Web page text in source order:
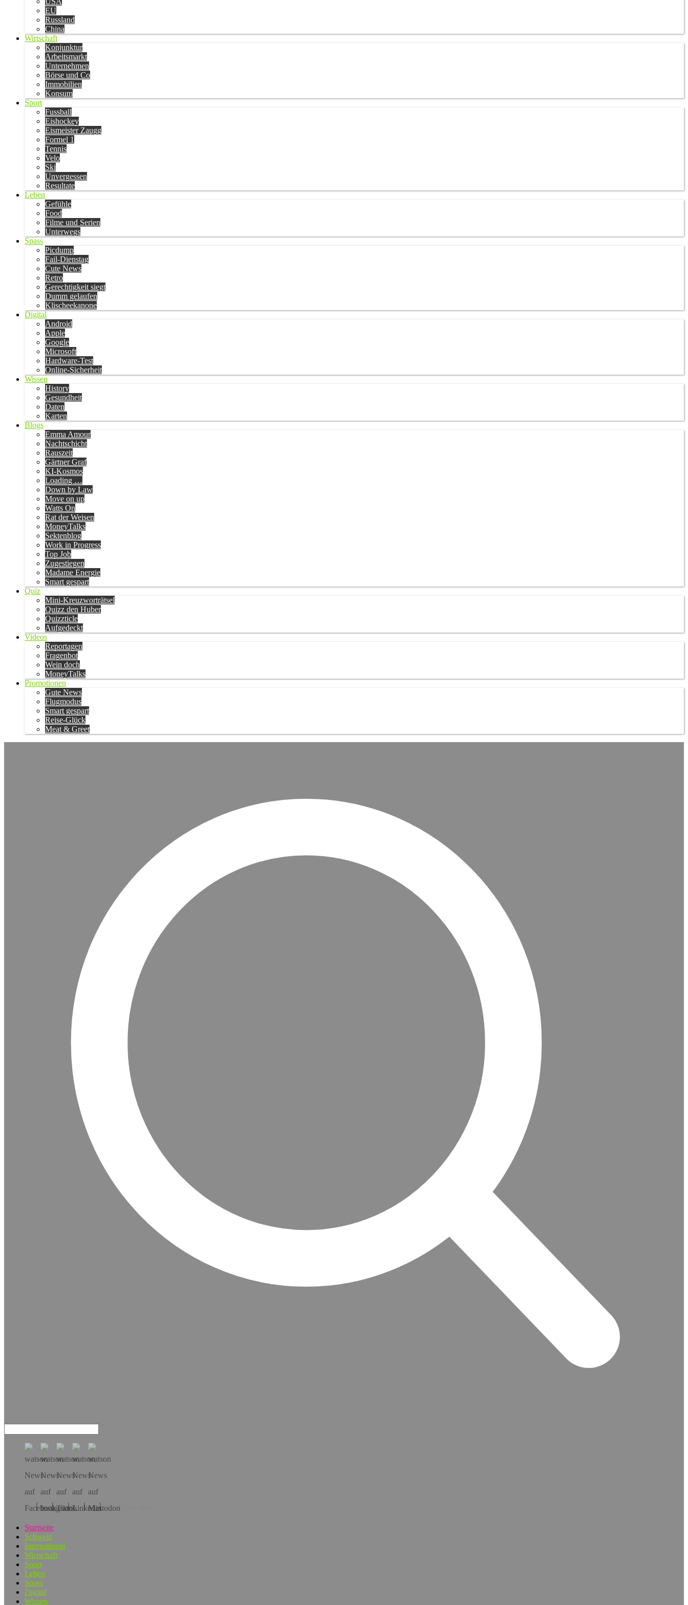
EU
Russland
China
Wirtschaft
Konjunktur
Arbeitsmarkt
Unternehmen
Börse und Co
Immobilien
Konsum
Sport
Fussball
Eishockey
Eismeister Zaugg
Formel 1
Tennis
Velo
Ski
Unvergessen
Resultate
Leben
Gefühle
Food
Filme und Serien
Unterwegs
Spass
Picdump
Fail-Dienstag
Cute News
Retro
Gerechtigkeit siegt
Dumm gelaufen
Klischeekanone
Digital
Android
Apple
Google
Microsoft
Hardware-Test
Online-Sicherheit
Wissen
History
Gesundheit
Daten
Karten
Blogs
Emma Amour
Nachtschicht
Rauszeit
Gärtner Graf
KI-Kosmos
Loading …
Down by Law
Move on up
Watts On
Rat der Weisen
MoneyTalks
Sektenblog
Work in Progress
Top Job
Zugestiegen
Madame Energie
Smart gespart
Quiz
Mini-Kreuzworträtsel
Quizz den Huber
Quizzticle
Aufgedeckt
Videos
Reportagen
Fragenbot
Wein doch
MoneyTalks
Promotionen
Gute News
Flugmodus
Smart gespart
Reise-Glück
Meat & Greet
Hol dir die App!
Startseite
Schweiz
International
Wirtschaft
Sport
Leben
Spass
Digital
Wissen